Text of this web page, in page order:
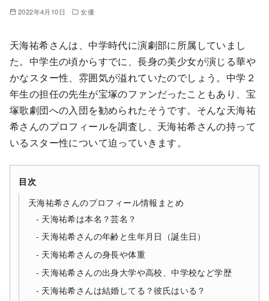
2022年4月10日 女優
天海祐希さんは、中学時代に演劇部に所属していまし
た。中学生の頃からすでに、長身の美少女が演じる華や
かなスター性、雰囲気が溢れていたのでしょう。中学２
年生の担任の先生が宝塚のファンだったこともあり、宝
塚歌劇団への入団を勧められたそうです。そんな天海祐
希さんのプロフィールを調査し、天海祐希さんの持って
いるスター性について迫っていきます。
目次
天海祐希さんのプロフィール情報まとめ
天海祐希は本名？芸名？
天海祐希さんの年齢と生年月日（誕生日）
天海祐希さんの身長や体重
天海祐希さんの出身大学や高校、中学校など学歴
天海祐希さんは結婚してる？彼氏はいる？